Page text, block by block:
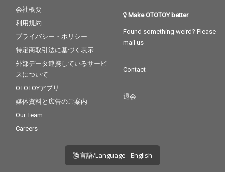
会社概要
利用規約
プライバシー・ポリシー
特定商取引法に基づく表示
外部データ連携しているサービ
スについて
OTOTOYアプリ
媒体資料と広告のご案内
Our Team
Careers
Make OTOTOY better
Found something weird? Please
mail us
Contact
退会
言語/Language - English